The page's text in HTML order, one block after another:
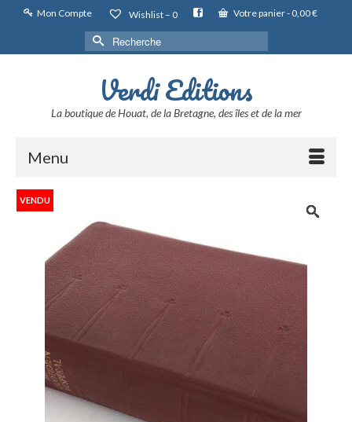
Mon Compte Wishlist – 0 Votre panier- 0,00€
Rechercher :
Verdi Editions
La boutique de Houat, de la Bretagne, des îles et de la mer
Menu
VENDU